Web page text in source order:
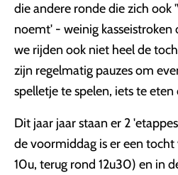
die andere ronde die zich ook
noemt' - weinig kasseistroken
we rijden ook niet heel de
zijn regelmatig pauzes om
spelletje te spelen, iets te
Dit jaar jaar staan er 2
de voormiddag is er een
10u, terug rond 12u30) en in